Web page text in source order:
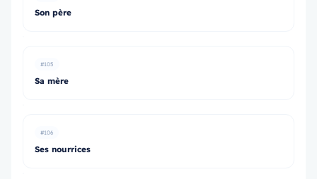
Son père
#105
Sa mère
#106
Ses nourrices